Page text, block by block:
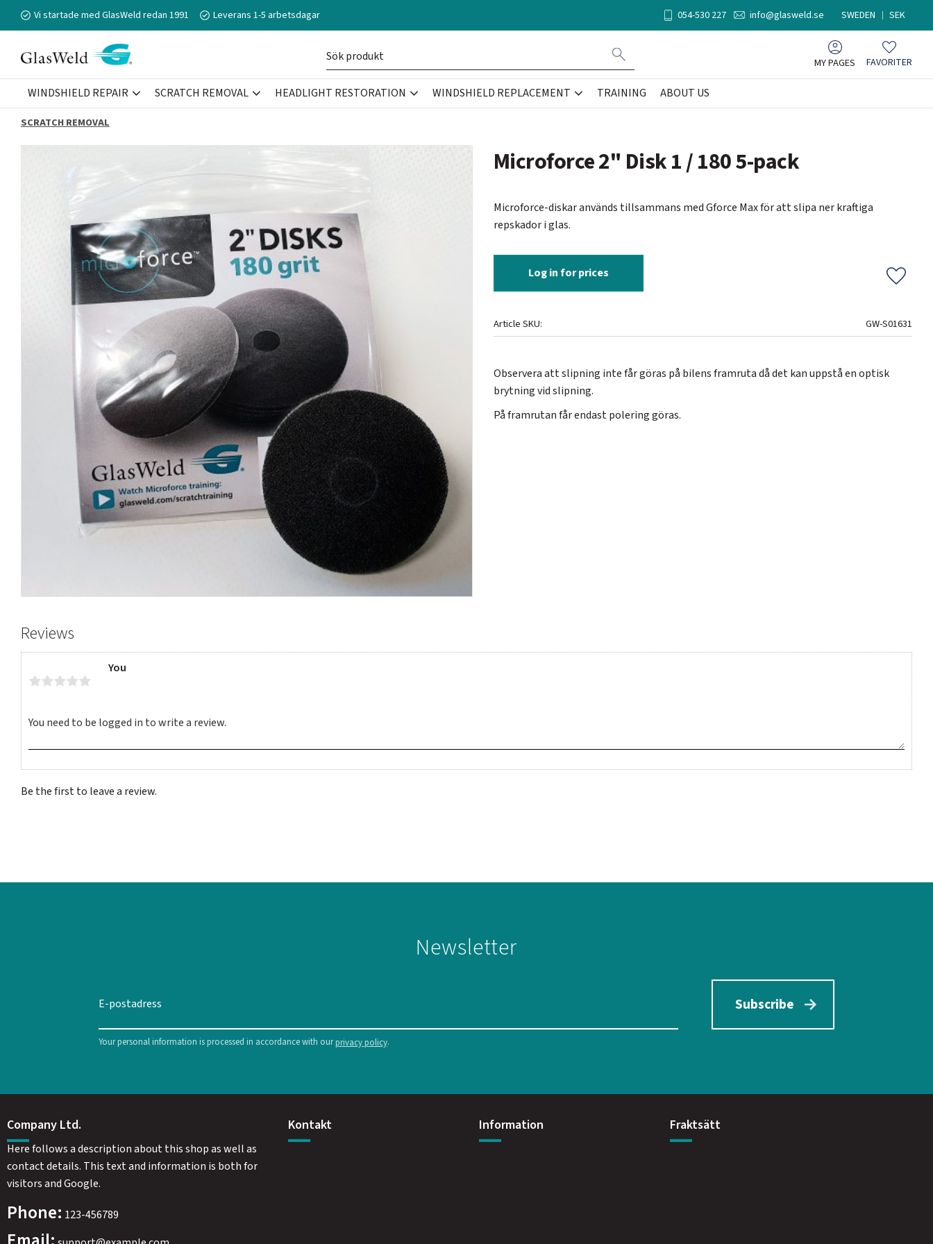
Vi startade med GlasWeld redan 1991 Leverans 1-5 arbetsdagar 054-530 227 info@glasweld.se SWEDEN SEK
MY PAGES Favorites
FAVORITER
WINDSHIELD REPAIR SCRATCH REMOVAL HEADLIGHT RESTORATION WINDSHIELD REPLACEMENT TRAINING ABOUT US
SCRATCH REMOVAL
Microforce 2" Disk 1 / 180 5-pack
Microforce-diskar används tillsammans med Gforce Max för att slipa ner kraftiga
repskador i glas.
Log in for prices
Add to
Article SKU GW-S01631
Observera att slipning inte får göras på bilens framruta då det kan uppstå en optisk
brytning vid slipning.
På framrutan får endast polering göras.
Reviews
You
Be the first to leave a review.
Newsletter
Subscribe
Your personal information is processed in accordance with ourprivacy policy.
Company Ltd.
Here follows a description about this shop as well as
contact details. This text and information is both for
visitors and Google.
Phone: 123-456789
Kontakt Information Fraktsätt